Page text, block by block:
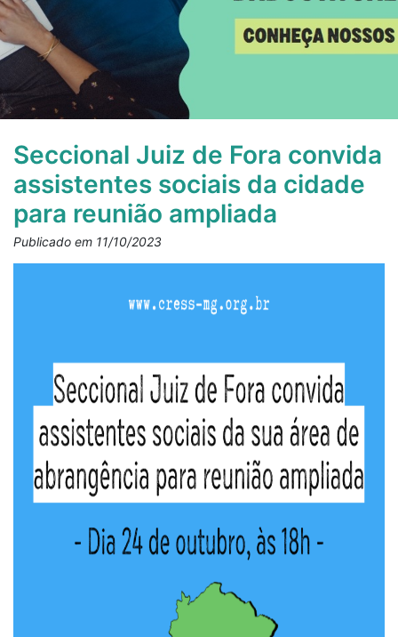
Seccional Juiz de Fora convida
assistentes sociais da cidade
para reunião ampliada
Publicado em 11/10/2023